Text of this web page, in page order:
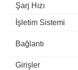
Şarj Hızı
İşletim Sistemi
Bağlantı
Girişler